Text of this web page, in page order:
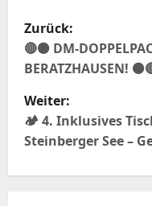
B
e
i
t
r
Zurück:
🔴⚫️ DM-
BERATZHAUSEN!
Weiter:
🏕️ 4. Inklusives
Steinberger See –